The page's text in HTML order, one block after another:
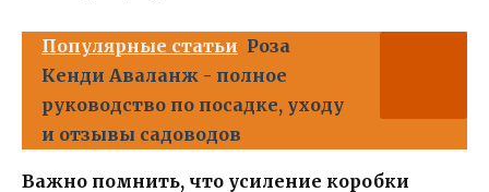
Популярные статьи Роза
Кенди Аваланж - полное
руководство по посадке, уходу
и отзывы садоводов
Важно помнить, что усиление коробки